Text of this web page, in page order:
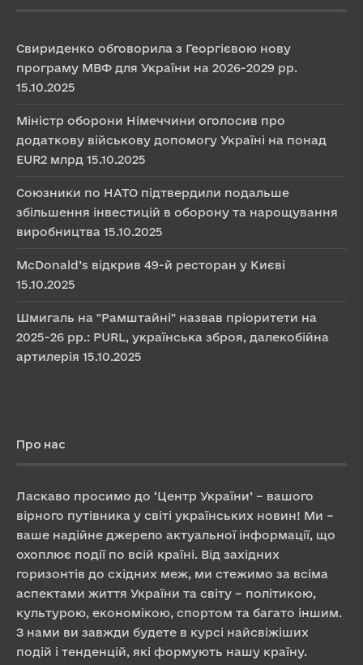
Свириденко обговорила з Георгієвою нову
програму МВФ для України на 2026-2029 рр.
15.10.2025
Міністр оборони Німеччини оголосив про
додаткову військову допомогу Україні на понад
EUR2 млрд 15.10.2025
Союзники по НАТО підтвердили подальше
збільшення інвестицій в оборону та нарощування
виробництва 15.10.2025
McDonald’s відкрив 49-й ресторан у Києві
15.10.2025
Шмигаль на "Рамштайні" назвав пріоритети на
2025-26 рр.: PURL, українська зброя, далекобійна
артилерія 15.10.2025
Про нас
Ласкаво просимо до ‘Центр України’ – вашого
вірного путівника у світі українських новин! Ми –
ваше надійне джерело актуальної інформації, що
охоплює події по всій країні. Від західних
горизонтів до східних меж, ми стежимо за всіма
аспектами життя України та світу – політикою,
культурою, економікою, спортом та багато іншим.
З нами ви завжди будете в курсі найсвіжіших
подій і тенденцій, які формують нашу країну.